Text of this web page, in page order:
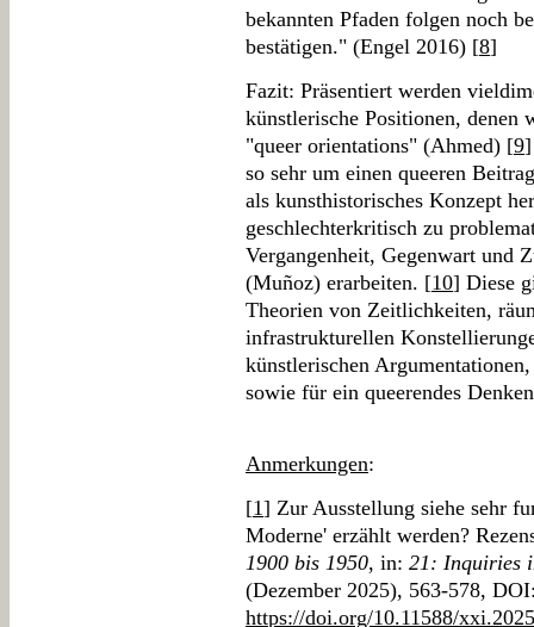
bekannten Pfaden folgen noch
bestätigen." (Engel 2016) [8]
Fazit: Präsentiert werden
künstlerische Positionen, denen
"queer orientations" (Ahmed) [9]
so sehr um einen queeren
als kunsthistorisches Konzept
geschlechterkritisch zu
Vergangenheit, Gegenwart und
(Muñoz) erarbeiten. [10] Diese
Theorien von Zeitlichkeiten,
infrastrukturellen
künstlerischen
sowie für ein queerendes
Anmerkungen:
[1] Zur Ausstellung siehe sehr
Moderne' erzählt werden?
1900 bis 1950, in: 21: Inquiries
(Dezember 2025), 563-578,
https://doi.org/10.11588/